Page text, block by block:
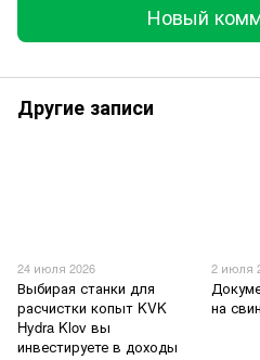
Новый
Другие записи
24 июля 2026
Выбирая станки для
расчистки копыт KVK
Hydra Klov вы
инвестируете в доходы
2 июля
на